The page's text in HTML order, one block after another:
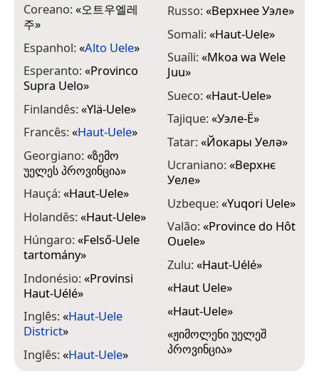
Coreano:«오트우엘레
주»
Espanhol:«Alto Uele»
Esperanto:«Provinco
Supra Uelo»
Finlandês:«Ylä-Uele»
Francês:«Haut-Uele»
Georgiano:«ზემო
უელეს პროვინცია»
Hauçá:«Haut-Uele»
Holandês:«Haut-Uele»
Húngaro:«Felső-Uele
tartomány»
Indonésio:«Provinsi
Haut-Uélé»
Inglês:«Haut-Uele
District»
Inglês:«Haut-Uele»
Russo:«Верхнее Уэле»
Somali:«Haut-Uele»
Suaíli:«Mkoa wa Wele
Juu»
Sueco:«Haut-Uele»
Tajique:«Уэле-Ё»
Tatar:«Йокары Уелә»
Ucraniano:«Верхнє
Уеле»
Uzbeque:«Yuqori Uele»
Valão:«Province do Hôt
Ouele»
Zulu:«Haut-Uélé»
«Haut Uele»
«Haut-Uele»
«ჟიმოლენი უელეშ
პროვინცია»